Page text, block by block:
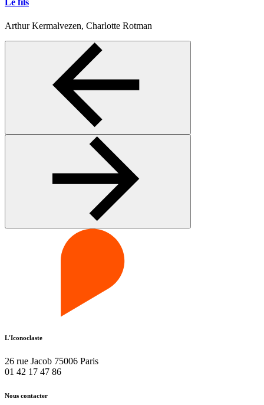
Le fils
Arthur Kermalvezen, Charlotte Rotman
L'Iconoclaste
26 rue Jacob 75006 Paris
01 42 17 47 86
Nous contacter